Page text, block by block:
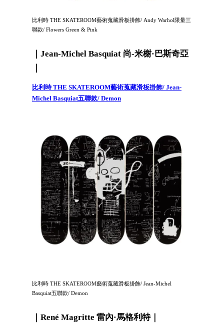
比利時 THE SKATEROOM藝術蒐藏滑板掛飾/ Andy Warhol限量三
聯款/ Flowers Green & Pink
｜Jean-Michel Basquiat 尚-米榭·巴斯奇亞
比利時 THE SKATEROOM藝術蒐藏滑板掛飾/ Jean-
Michel Basquiat五聯款/ Demon
比利時 THE SKATEROOM藝術蒐藏滑板掛飾/ Jean-Michel
Basquiat五聯款/ Demon
｜René Magritte 雷內·馬格利特｜